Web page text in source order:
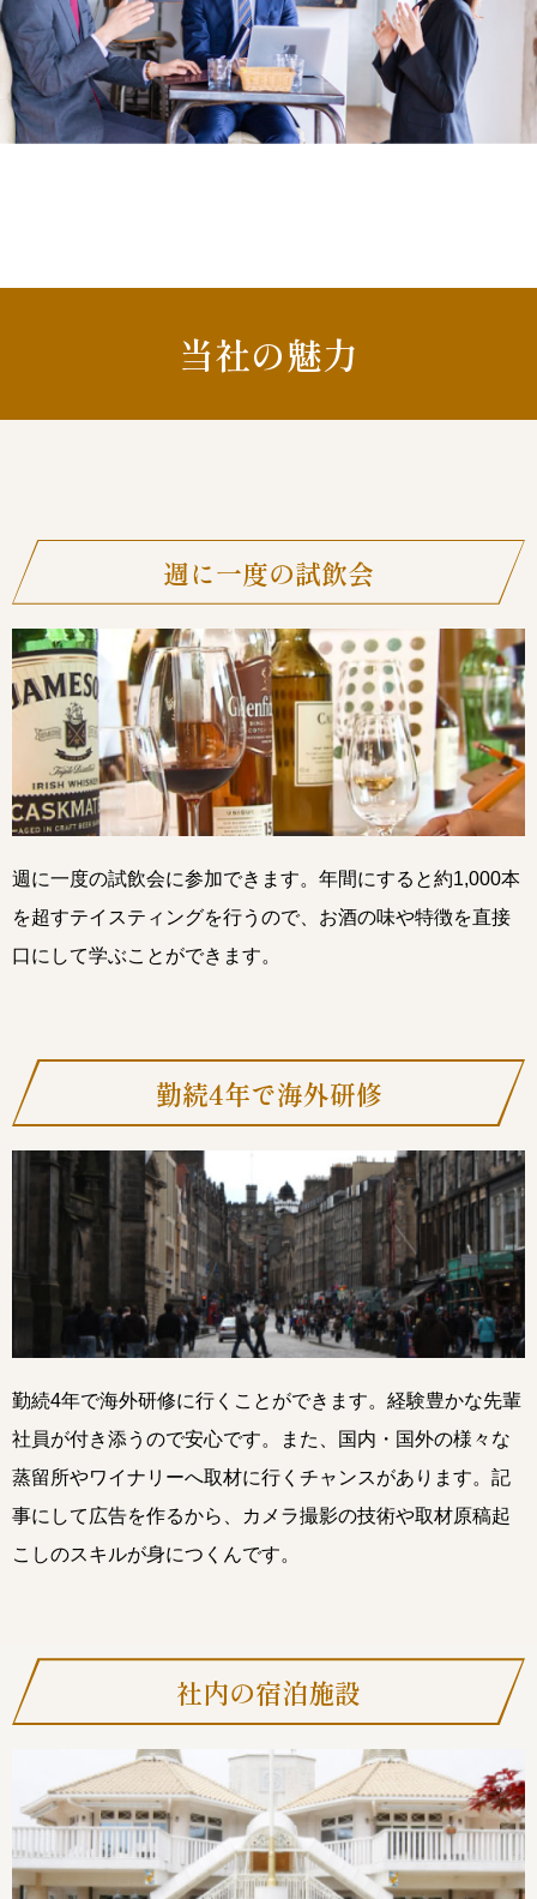
当社の魅力
週に一度の試飲会
週に一度の試飲会に参加できます。年間にすると約1,000本
を超すテイスティングを行うので、お酒の味や特徴を直接
口にして学ぶことができます。
勤続4年で海外研修
勤続4年で海外研修に行くことができます。経験豊かな先輩
社員が付き添うので安心です。また、国内・国外の様々な
蒸留所やワイナリーへ取材に行くチャンスがあります。記
事にして広告を作るから、カメラ撮影の技術や取材原稿起
こしのスキルが身につくんです。
社内の宿泊施設